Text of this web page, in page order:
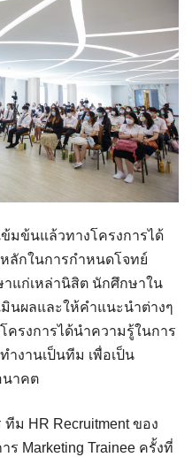
มข้นแล้วทางโครงการได้
ลักในการกำหนดโจทย์
แก่เหล่านิสิต นักศึกษาใน
นผลและให้คำแนะนำต่างๆ
ครงการได้นำความรู้ในการ
ำงานเป็นทีม เพื่อเป็น
นาคต
ม HR Recruitment ของ
Marketing Trainee ครั้งที่